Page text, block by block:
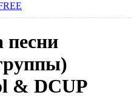
песни
& DCUP